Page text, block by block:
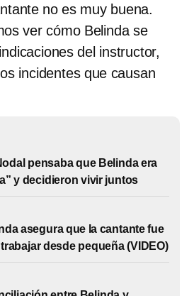
no es muy buena.
ver cómo Belinda se
del instructor,
incidentes que causan
pensaba que Belinda era
y decidieron vivir juntos
asegura que la cantante fue
desde pequeña (VIDEO)